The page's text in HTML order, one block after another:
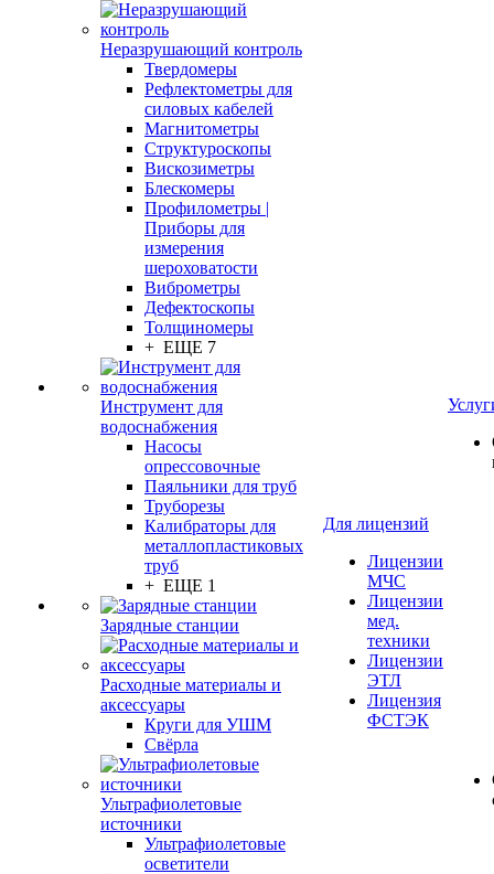
Неразрушающий контроль
Твердомеры
Рефлектометры для
силовых кабелей
Магнитометры
Структуроскопы
Вискозиметры
Блескомеры
Профилометры |
Приборы для
измерения
шероховатости
Виброметры
Дефектоскопы
Толщиномеры
+ ЕЩЕ 7
Инструмент для
водоснабжения
Насосы
опрессовочные
Паяльники для труб
Труборезы
Калибраторы для
металлопластиковых
труб
+ ЕЩЕ 1
Зарядные станции
Расходные материалы и
аксессуары
Круги для УШМ
Свёрла
Ультрафиолетовые
источники
Ультрафиолетовые
осветители
Для лицензий
Лицензии
МЧС
Лицензии
мед.
техники
Лицензии
ЭТЛ
Лицензия
ФСТЭК